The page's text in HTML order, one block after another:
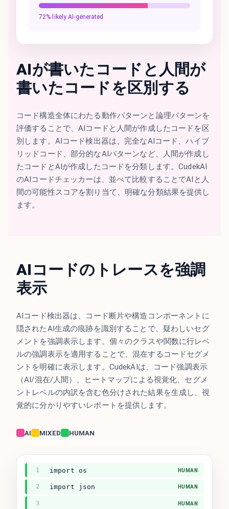
72% likely AI-generated
AIが書いたコードと人間が
書いたコードを区別する
コード構造全体にわたる動作パターンと論理パターンを
評価することで、AIコードと人間が作成したコードを区
別します。AIコード検出器は、完全なAIコード、ハイブ
リッドコード、部分的なAIパターンなど、人間が作成し
たコードとAIが作成したコードを分類します。CudekAI
のAIコードチェッカーは、並べて比較することでAIと人
間の可能性スコアを割り当て、明確な分類結果を提供し
ます。
AIコードのトレースを強調
表示
AIコード検出器は、コード断片や構造コンポーネントに
隠されたAI生成の痕跡を識別することで、疑わしいセグ
メントを強調表示します。個々のクラスや関数に行レベ
ルの強調表示を適用することで、混在するコードセグメ
ントを明確に表示します。CudekAIは、コード強調表示
（AI/混在/人間）、ヒートマップによる視覚化、セグメ
ントレベルの内訳を含む色分けされた結果を生成し、視
覚的に分かりやすいレポートを提供します。
AI MIXED HUMAN
1 import os HUMAN
2 import json HUMAN
3 HUMAN